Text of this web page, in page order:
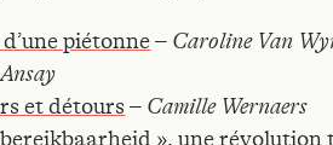
piétonne– Caroline Van
et détours – Camille Wernaers
», une révolution